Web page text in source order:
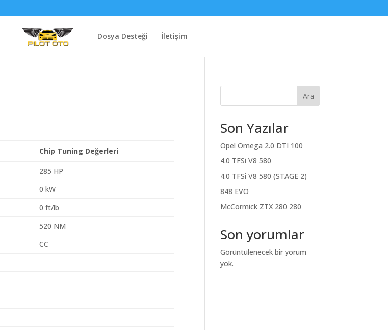
Dosya Desteği İletişim
Chip Tuning Değerleri
285 HP
0 kW
0 ft/lb
520 NM
CC
Ara
Son Yazılar
Opel Omega 2.0 DTI 100
4.0 TFSi V8 580
4.0 TFSi V8 580 (STAGE 2)
848 EVO
McCormick ZTX 280 280
Son yorumlar
Görüntülenecek bir yorum
yok.